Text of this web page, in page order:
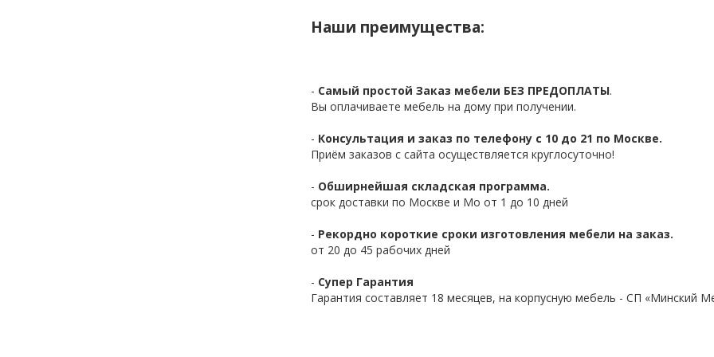
Наши преимущества:
- Самый простой Заказ мебели БЕЗ ПРЕДОПЛАТЫ.
Вы оплачиваете мебель на дому при получении.
- Консультация и заказ по телефону с 10 до 21 по Москве.
Приём заказов с сайта осуществляется круглосуточно!
- Обширнейшая складская программа.
срок доставки по Москве и Мо от 1 до 10 дней
- Рекордно короткие сроки изготовления мебели на заказ.
от 20 до 45 рабочих дней
- Супер Гарантия
Гарантия составляет 18 месяцев, на корпусную мебель - СП «Минский